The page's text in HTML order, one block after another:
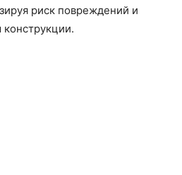
риск повреждений и